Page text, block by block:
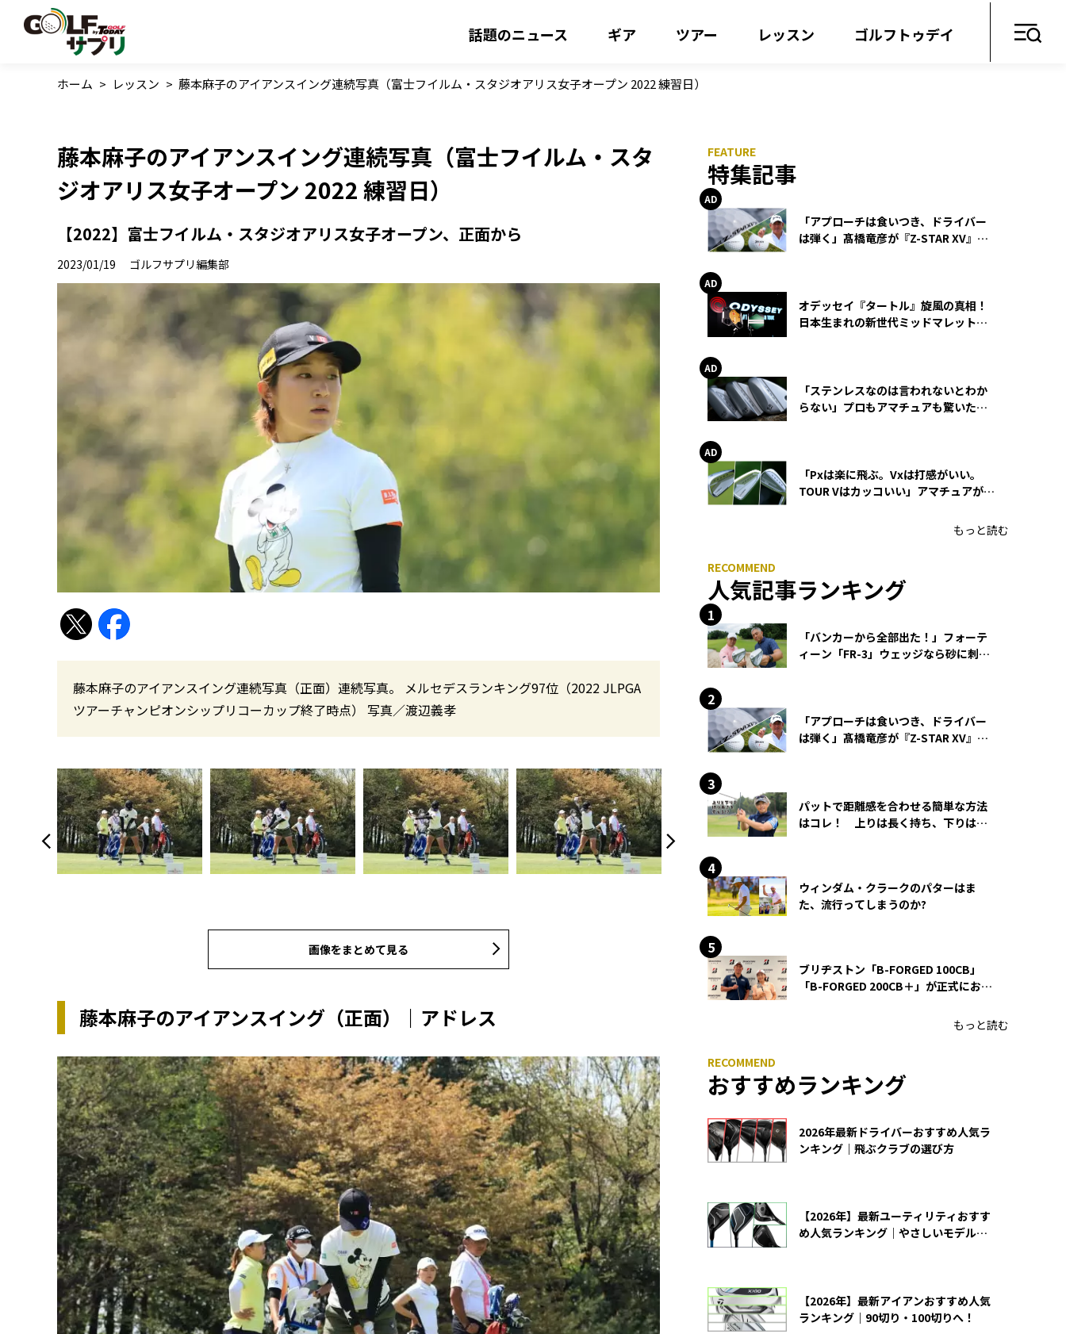
話題のニュース ギア ツアー レッスン ゴルフトゥデイ
ホーム > レッスン > 藤本麻子のアイアンスイング連続写真（富士フイルム・スタジオアリス女子オープン 2022 練習日）
藤本麻子のアイアンスイング連続写真（富士フイルム・スタ
ジオアリス女子オープン 2022 練習日）
【2022】富士フイルム・スタジオアリス女子オープン、正面から
2023/01/19 ゴルフサプリ編集部
藤本麻子のアイアンスイング連続写真（正面）連続写真。 メルセデスランキング97位（2022 JLPGA
ツアーチャンピオンシップリコーカップ終了時点） 写真／渡辺義孝
画像をまとめて見る
藤本麻子のアイアンスイング（正面）｜アドレス
特集記事
「アプローチは食いつき、ドライバー
は弾く」髙橋竜彦が『Z-STAR XV』を
オデッセイ『タートル』旋風の真相！
日本生まれの新世代ミッドマレットが
「ステンレスなのは言われないとわか
らない」プロもアマチュアも驚いた
「Pxは楽に飛ぶ。Vxは打感がいい。
TOUR Vはカッコいい」アマチュアが選
もっと読む
人気記事ランキング
「バンカーから全部出た！」フォーテ
ィーン「FR-3」ウェッジなら砂に刺さ
「アプローチは食いつき、ドライバー
は弾く」髙橋竜彦が『Z-STAR XV』を
パットで距離感を合わせる簡単な方法
はコレ！ 上りは長く持ち、下りは短
ウィンダム・クラークのパターはま
た、流行ってしまうのか?
ブリヂストン「B-FORGED 100CB」
「B-FORGED 200CB＋」が正式にお披
もっと読む
おすすめランキング
2026年最新ドライバーおすすめ人気ラ
ンキング｜飛ぶクラブの選び方
【2026年】最新ユーティリティおすす
め人気ランキング｜やさしいモデルの
【2026年】最新アイアンおすすめ人気
ランキング｜90切り・100切りへ！